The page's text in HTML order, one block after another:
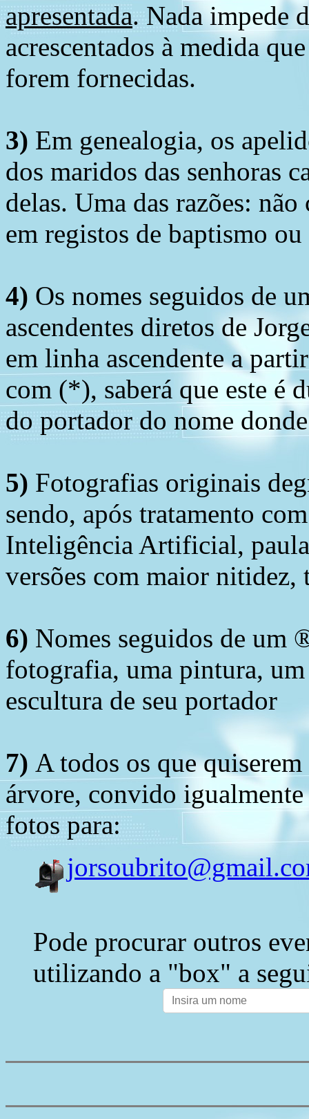
apresentada. Nada impede
acrescentados à medida
forem fornecidas.
3) Em genealogia, os
dos maridos das senhoras
delas. Uma das razões:
em registos de baptismo
4) Os nomes seguidos de
ascendentes diretos de
em linha ascendente a
com (*), saberá que este é
do portador do nome
5) Fotografias originais
sendo, após tratamento
Inteligência Artificial,
versões com maior nitidez,
6) Nomes seguidos de um
fotografia, uma pintura,
escultura de seu portador
7) A todos os que
árvore, convido
fotos para:
Pode procurar outros
utilizando a "box" a